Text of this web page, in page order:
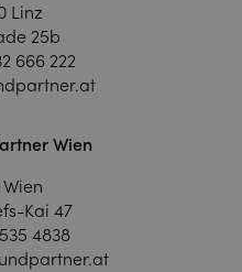
Linz
25b
666 222
Wien
Wien
Kai 47
4838